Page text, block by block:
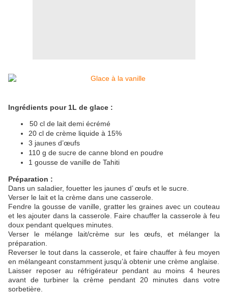
Ingrédients pour 1L de glace :
50 cl de lait demi écrémé
20 cl de crème liquide à 15%
3 jaunes d’œufs
110 g de sucre de canne blond en poudre
1 gousse de vanille de Tahiti
Préparation :
Dans un saladier, fouetter les jaunes d’œufs et le sucre.
Verser le lait et la crème dans une casserole.
Fendre la gousse de vanille, gratter les graines avec un couteau
et les ajouter dans la casserole. Faire chauffer la casserole à feu
doux pendant quelques minutes.
Verser le mélange lait/crème sur les œufs , et mélanger la
préparation.
Reverser le tout dans la casserole, et faire chauffer à feu moyen
en mélangeant constamment jusqu’à obtenir une crème anglaise.
Laisser reposer au réfrigérateur pendant au moins 4 heures
avant de turbiner la crème pendant 20 minutes dans votre
sorbetière.